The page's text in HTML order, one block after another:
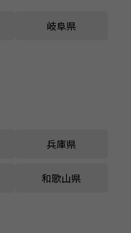
岐阜県
兵庫県
和歌山県